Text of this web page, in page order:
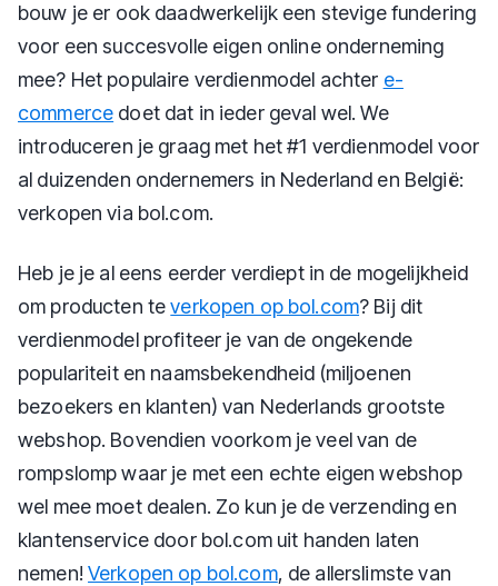
bouw je er ook daadwerkelijk een stevige fundering
voor een succesvolle eigen online onderneming
mee? Het populaire verdienmodel achter e-
commerce doet dat in ieder geval wel. We
introduceren je graag met het #1 verdienmodel voor
al duizenden ondernemers in Nederland en België:
verkopen via bol.com.
Heb je je al eens eerder verdiept in de mogelijkheid
om producten teverkopen op bol.com? Bij dit
verdienmodel profiteer je van de ongekende
populariteit en naamsbekendheid (miljoenen
bezoekers en klanten) van Nederlands grootste
webshop. Bovendien voorkom je veel van de
rompslomp waar je met een echte eigen webshop
wel mee moet dealen. Zo kun je de verzending en
klantenservice door bol.com uit handen laten
nemen!Verkopen op bol.com, de allerslimste van